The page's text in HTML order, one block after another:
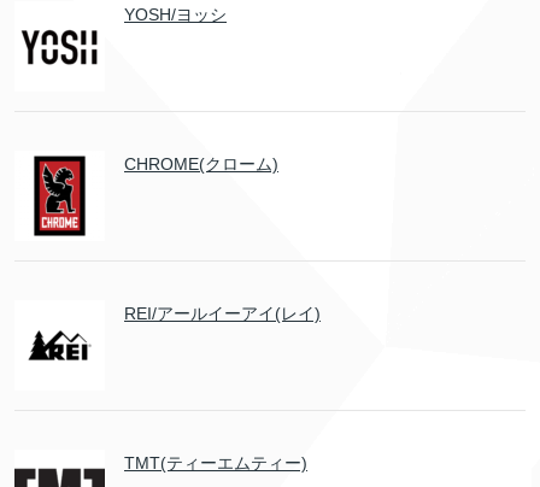
YOSH/ヨッシ
CHROME(クローム)
REI/アールイーアイ(レイ)
TMT(ティーエムティー)